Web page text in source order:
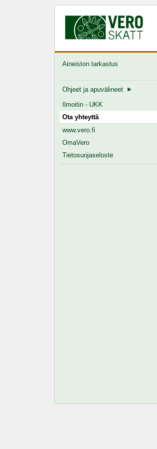
Aineiston tarkastus
Ohjeet ja apuvälineet
Ilmoitin - UKK
Ota yhteyttä
www.vero.fi
OmaVero
Tietosuojaseloste